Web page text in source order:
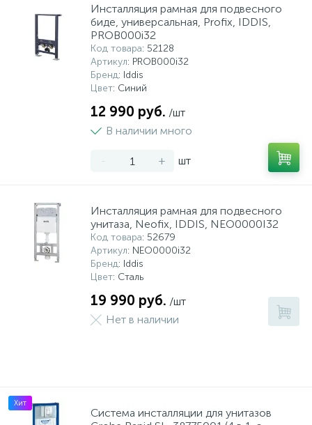
Инсталляция рамная для подвесного
биде, универсальная, Profix, IDDIS,
PROB000i32
Код товара: 52128
Артикул: PROB000i32
Бренд: Iddis
Цвет: Синий
12 990 руб. /шт
В наличии много
- + шт
Инсталляция рамная для подвесного
унитаза, Neofix, IDDIS, NEO0000I32
Код товара: 52679
Артикул: NEO0000i32
Бренд: Iddis
Цвет: Сталь
19 990 руб. /шт
Нет в наличии
Хит
Система инсталляции для унитазов